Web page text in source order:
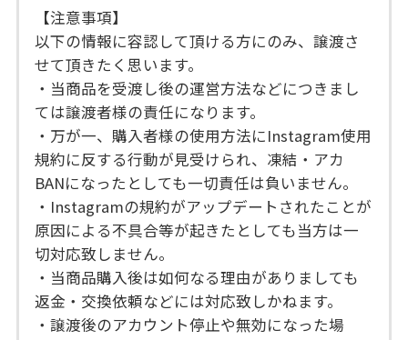
【注意事項】
以下の情報に容認して頂ける方にのみ、譲渡さ
せて頂きたく思います。
・当商品を受渡し後の運営方法などにつきまし
ては譲渡者様の責任になります。
・万が一、購入者様の使用方法にInstagram使用
規約に反する行動が見受けられ、凍結・アカ
BANになったとしても一切責任は負いません。
・Instagramの規約がアップデートされたことが
原因による不具合等が起きたとしても当方は一
切対応致しません。
・当商品購入後は如何なる理由がありましても
返金・交換依頼などには対応致しかねます。
・譲渡後のアカウント停止や無効になった場